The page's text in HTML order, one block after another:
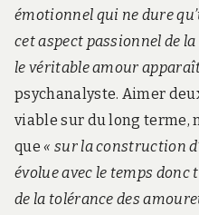
émotionnel qui ne dure
cet aspect passionnel de
le véritable amour
psychanalyste. Aimer
viable sur du long terme,
que « sur la construction
évolue avec le temps donc
de la tolérance des